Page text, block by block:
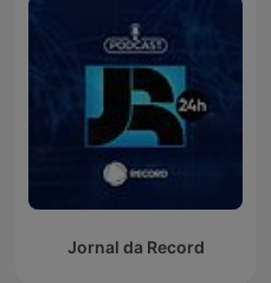
Jornal da Record